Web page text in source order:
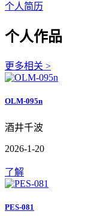
个人简历
个人作品
更多相关 >
OLM-095n
酒井千波
2026-1-20
了解
PES-081